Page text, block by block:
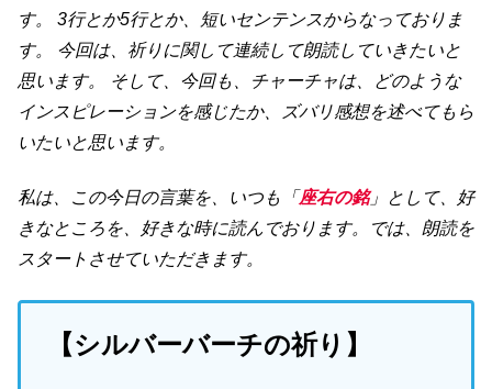
す。 3行とか5行とか、短いセンテンスからなっておりま
す。 今回は、祈りに関して連続して朗読していきたいと
思います。 そして、今回も、チャーチャは、どのような
インスピレーションを感じたか、ズバリ感想を述べてもら
いたいと思います。
私は、この今日の言葉を、いつも「 座右の銘」として、好
きなところを、好きな時に読んでおります。では、朗読を
スタートさせていただきます。
【シルバーバーチの祈り】